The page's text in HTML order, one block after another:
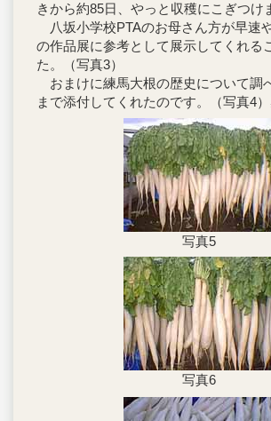
きから約85日、やっと収穫にこぎつけ
八坂小学校PTAのお母さん方が早速
の作品展に参考として展示してくれる
た。（写真3）
おまけに練馬大根の歴史について調
まで添付してくれたのです。（写真4）
写真5
写真6